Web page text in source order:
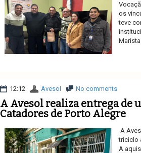
os
teve
12:12 Avesol No comments
A Avesol realiza entrega de
Catadores de Porto Alegre
A
triciclo
A